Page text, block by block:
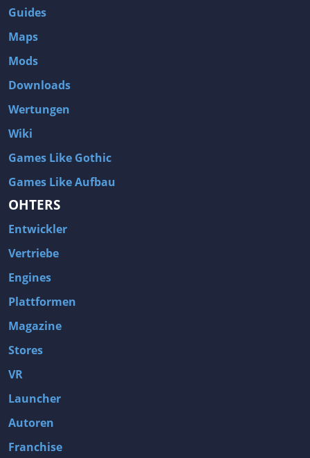
Guides
Maps
Mods
Downloads
Wertungen
Wiki
Games Like Gothic
Games Like Aufbau
OHTERS
Entwickler
Vertriebe
Engines
Plattformen
Magazine
Stores
VR
Launcher
Autoren
Franchise